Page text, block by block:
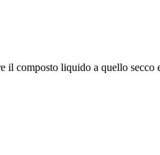
composto liquido a quello secco